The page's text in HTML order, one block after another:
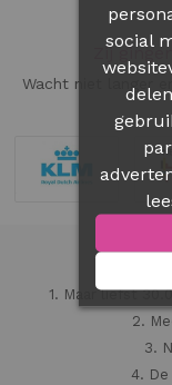
Zij
Wacht niet langer
1. Maar liefst
2.
3.
4.
social